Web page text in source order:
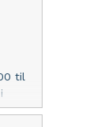
i
til